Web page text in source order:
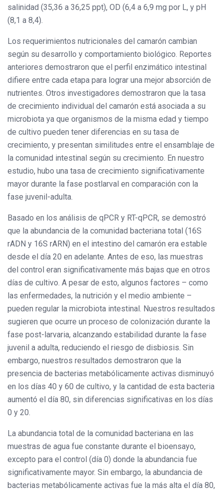
salinidad (35,36 a 36,25 ppt), OD (6,4 a 6,9 mg por L, y pH
(8,1 a 8,4).
Los requerimientos nutricionales del camarón cambian
según su desarrollo y comportamiento biológico. Reportes
anteriores demostraron que el perfil enzimático intestinal
difiere entre cada etapa para lograr una mejor absorción de
nutrientes. Otros investigadores demostraron que la tasa
de crecimiento individual del camarón está asociada a su
microbiota ya que organismos de la misma edad y tiempo
de cultivo pueden tener diferencias en su tasa de
crecimiento, y presentan similitudes entre el ensamblaje de
la comunidad intestinal según su crecimiento. En nuestro
estudio, hubo una tasa de crecimiento significativamente
mayor durante la fase postlarval en comparación con la
fase juvenil-adulta.
Basado en los análisis de qPCR y RT-qPCR, se demostró
que la abundancia de la comunidad bacteriana total (16S
rADN y 16S rARN) en el intestino del camarón era estable
desde el día 20 en adelante. Antes de eso, las muestras
del control eran significativamente más bajas que en otros
días de cultivo. A pesar de esto, algunos factores – como
las enfermedades, la nutrición y el medio ambiente –
pueden regular la microbiota intestinal. Nuestros resultados
sugieren que ocurre un proceso de colonización durante la
fase post-larvaria, alcanzando estabilidad durante la fase
juvenil a adulta, reduciendo el riesgo de disbiosis. Sin
embargo, nuestros resultados demostraron que la
presencia de bacterias metabólicamente activas disminuyó
en los días 40 y 60 de cultivo, y la cantidad de esta bacteria
aumentó el día 80, sin diferencias significativas en los días
0 y 20.
La abundancia total de la comunidad bacteriana en las
muestras de agua fue constante durante el bioensayo,
excepto para el control (día 0) donde la abundancia fue
significativamente mayor. Sin embargo, la abundancia de
bacterias metabólicamente activas fue la más alta el día 80,